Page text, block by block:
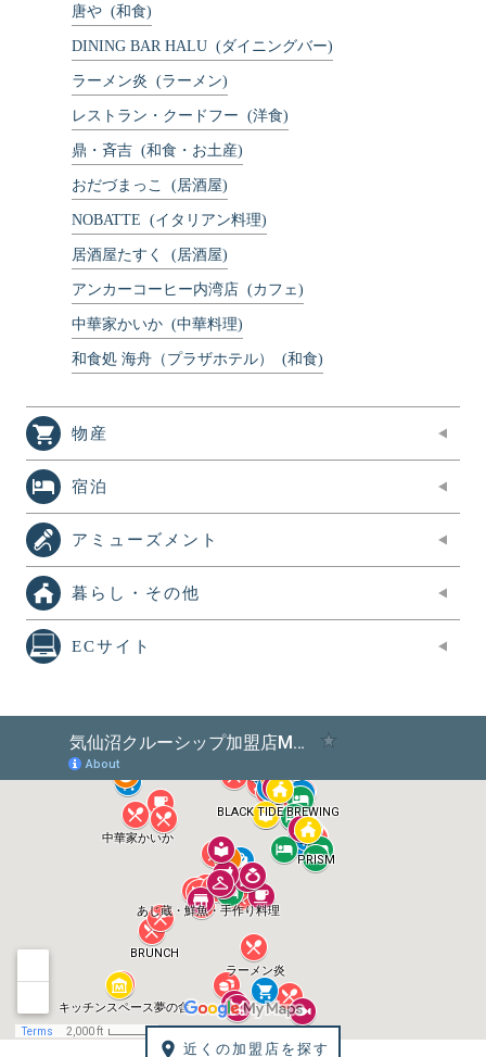
唐や (和食)
DINING BAR HALU (ダイニングバー)
ラーメン炎 (ラーメン)
レストラン・クードフー (洋食)
鼎・斉吉 (和食・お土産)
おだづまっこ (居酒屋)
NOBATTE (イタリアン料理)
居酒屋たすく (居酒屋)
アンカーコーヒー内湾店 (カフェ)
中華家かいか (中華料理)
和食処 海舟（プラザホテル） (和食)
物産
宿泊
アミューズメント
暮らし・その他
ECサイト
近くの加盟店を探す